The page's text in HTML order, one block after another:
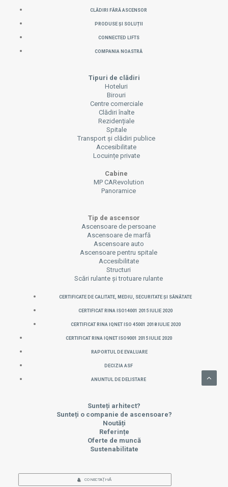
CLĂDIRI FĂRĂ ASCENSOR
PRODUSE ȘI SOLUȚII
CONNECTED LIFTS
COMPANIA NOASTRĂ
Tipuri de clădiri
Hoteluri
Birouri
Centre comerciale
Clădiri înalte
Rezidențiale
Spitale
Transport și clădiri publice
Accesibilitate
Locuințe private
Cabine
MP CARevolution
Panoramice
Tip de ascensor
Ascensoare de persoane
Ascensoare de marfă
Ascensoare auto
Ascensoare pentru spitale
Accesibilitate
Structuri
Scări rulante și trotuare rulante
CERTIFICATE DE CALITATE, MEDIU, SECURITATE ȘI SĂNĂTATE
CERTIFICAT RINA ISO14001 2015 IULIE 2020
CERTIFICAT RINA IQNET ISO 45001 2018 IULIE 2020
CERTIFICAT RINA IQNET ISO9001 2015 IULIE 2020
Raportul de evaluare
Decizia ASF
Anuntul de delistare
Sunteți arhitect?
Sunteți o companie de ascensoare?
Noutăți
Referințe
Oferte de muncă
Sustenabilitate
CONECTAȚI-VĂ